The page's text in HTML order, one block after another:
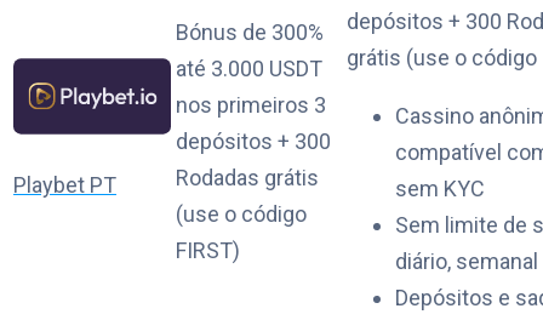
Playbet PT
Bónus de 300%
até 3.000 USDT
nos primeiros 3
depósitos + 300
Rodadas grátis
(use o código
FIRST)
depósitos + 300
grátis (use o código
Cassino
compatível
sem KYC
Sem limite de
diário,
Depósitos e